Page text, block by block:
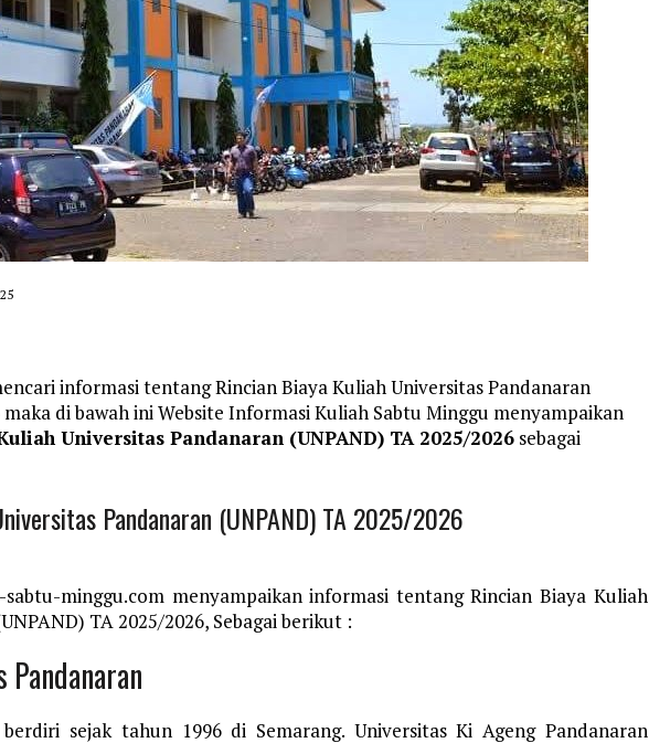
informasi tentang Rincian Biaya Kuliah Universitas Pandanaran
maka di bawah ini Website Informasi Kuliah Sabtu Minggu menyampaikan
Universitas Pandanaran (UNPAND) TA 2025/2026 sebagai
Pandanaran (UNPAND) TA 2025/2026
minggu.com menyampaikan informasi tentang Rincian Biaya Kuliah
TA 2025/2026, Sebagai berikut :
sejak tahun 1996 di Semarang. Universitas Ki Ageng Pandanaran